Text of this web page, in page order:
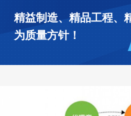
精益制造、精品工程、
为质量方针！